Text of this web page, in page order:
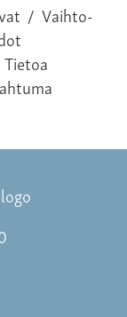
/ Vaihto-
Tietoa